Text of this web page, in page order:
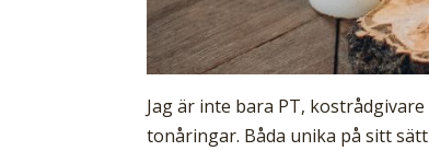
Jag är inte bara PT,
tonåringar. Båda unika på sitt